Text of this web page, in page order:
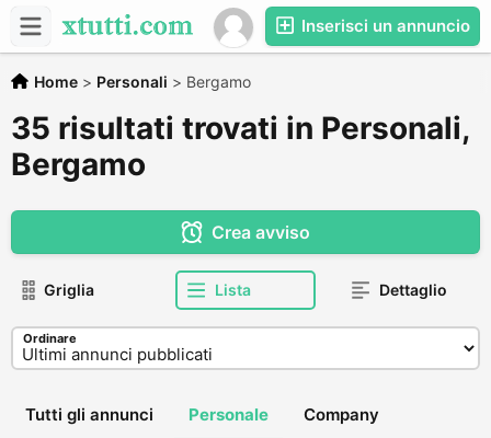
Inserisci un annuncio
Home > Personali > Bergamo
35 risultati trovati in Personali,
Bergamo
Crea avviso
Griglia Lista Dettaglio
Ordinare
Tutti gli annunci Personale Company